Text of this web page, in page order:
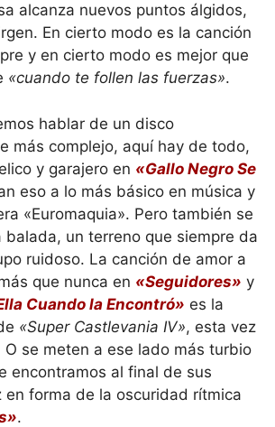
alcanza nuevos puntos álgidos,
En cierto modo es la canción
y en cierto modo es mejor que
«cuando te follen las fuerzas».
hablar de un disco
más complejo, aquí hay de todo,
y garajero en «Gallo Negro Se
eso a lo más básico en música y
«Euromaquia». Pero también se
balada, un terreno que siempre da
ruidoso. La canción de amor a
que nunca en «Seguidores» y
Cuando la Encontró» es la
«Super Castlevania IV», esta vez
O se meten a ese lado más turbio
encontramos al final de sus
en forma de la oscuridad rítmica
.